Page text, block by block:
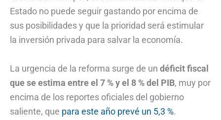
Estado no puede seguir gastando por encima de
sus posibilidades y que la prioridad será estimular
la inversión privada para salvar la economía.
La urgencia de la reforma surge de un déficit fiscal
que se estima entre el 7 % y el 8 % del PIB, muy por
encima de los reportes oficiales del gobierno
saliente, que para este año prevé un 5,3 %.